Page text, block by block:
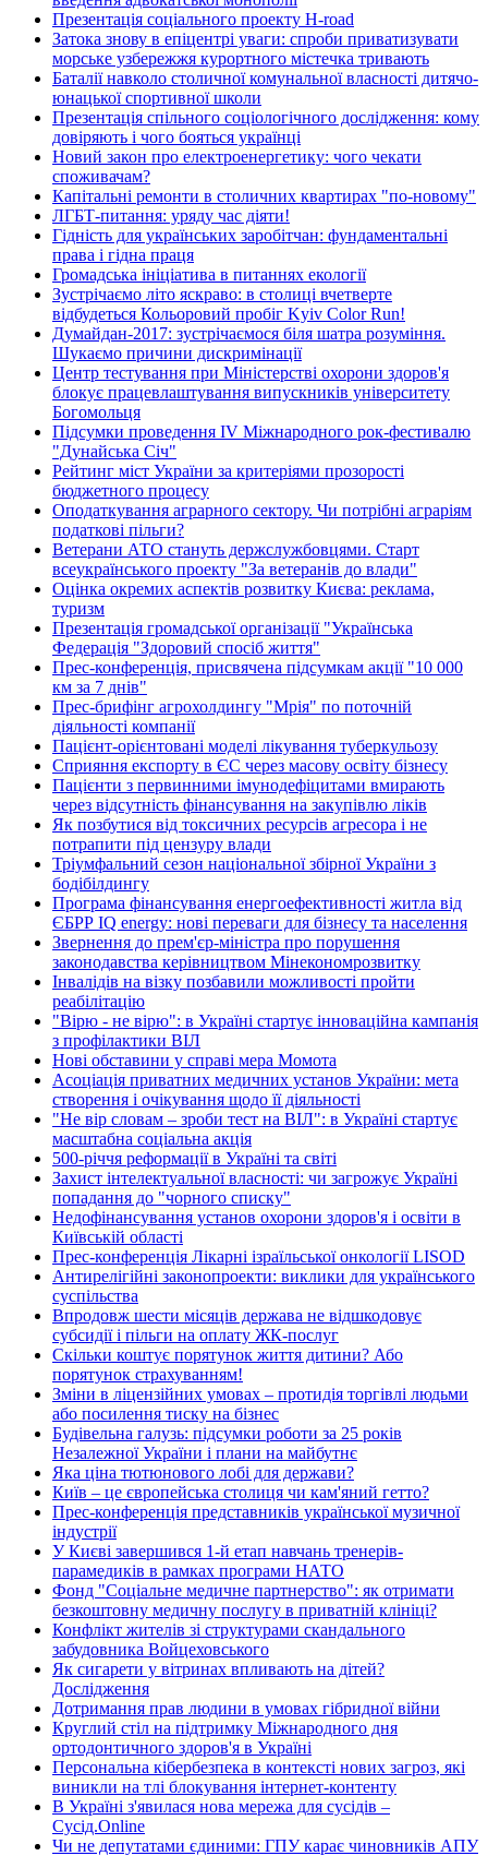
Презентація соціального проекту H-road
Затока знову в епіцентрі уваги: спроби приватизувати
морське узбережжя курортного містечка тривають
Баталії навколо столичної комунальної власності дитячо-
юнацької спортивної школи
Презентація спільного соціологічного дослідження: кому
довіряють і чого бояться українці
Новий закон про електроенергетику: чого чекати
споживачам?
Капітальні ремонти в столичних квартирах "по-новому"
ЛГБТ-питання: уряду час діяти!
Гідність для українських заробітчан: фундаментальні
права і гідна праця
Громадська ініціатива в питаннях екології
Зустрічаємо літо яскраво: в столиці вчетверте
відбудеться Кольоровий пробіг Kyiv Color Run!
Думайдан-2017: зустрічаємося біля шатра розуміння.
Шукаємо причини дискримінації
Центр тестування при Міністерстві охорони здоров'я
блокує працевлаштування випускників університету
Богомольця
Підсумки проведення IV Міжнародного рок-фестивалю
"Дунайська Січ"
Рейтинг міст України за критеріями прозорості
бюджетного процесу
Оподаткування аграрного сектору. Чи потрібні аграріям
податкові пільги?
Ветерани АТО стануть держслужбовцями. Старт
всеукраїнського проекту "За ветеранів до влади"
Оцінка окремих аспектів розвитку Києва: реклама,
туризм
Презентація громадської організації "Українська
Федерація "Здоровий спосіб життя"
Прес-конференція, присвячена підсумкам акції "10 000
км за 7 днів"
Прес-брифінг агрохолдингу "Мрія" по поточній
діяльності компанії
Пацієнт-орієнтовані моделі лікування туберкульозу
Сприяння експорту в ЄС через масову освіту бізнесу
Пацієнти з первинними імунодефіцитами вмирають
через відсутність фінансування на закупівлю ліків
Як позбутися від токсичних ресурсів агресора і не
потрапити під цензуру влади
Тріумфальний сезон національної збірної України з
бодібілдингу
Програма фінансування енергоефективності житла від
ЄБРР IQ energy: нові переваги для бізнесу та населення
Звернення до прем'єр-міністра про порушення
законодавства керівництвом Мінекономрозвитку
Інвалідів на візку позбавили можливості пройти
реабілітацію
"Вірю - не вірю": в Україні стартує інноваційна кампанія
з профілактики ВІЛ
Нові обставини у справі мера Момота
Асоціація приватних медичних установ України: мета
створення і очікування щодо її діяльності
"Не вір словам – зроби тест на ВІЛ": в Україні стартує
масштабна соціальна акція
500-річчя реформації в Україні та світі
Захист інтелектуальної власності: чи загрожує Україні
попадання до "чорного списку"
Недофінансування установ охорони здоров'я і освіти в
Київській області
Прес-конференція Лікарні ізраїльської онкології LISOD
Антирелігійні законопроекти: виклики для українського
суспільства
Впродовж шести місяців держава не відшкодовує
субсидії і пільги на оплату ЖК-послуг
Скільки коштує порятунок життя дитини? Або
порятунок страхуванням!
Зміни в ліцензійних умовах – протидія торгівлі людьми
або посилення тиску на бізнес
Будівельна галузь: підсумки роботи за 25 років
Незалежної України і плани на майбутнє
Яка ціна тютюнового лобі для держави?
Київ – це європейська столиця чи кам'яний гетто?
Прес-конференція представників української музичної
індустрії
У Києві завершився 1-й етап навчань тренерів-
парамедиків в рамках програми НАТО
Фонд "Соціальне медичне партнерство": як отримати
безкоштовну медичну послугу в приватній клініці?
Конфлікт жителів зі структурами скандального
забудовника Войцеховського
Як сигарети у вітринах впливають на дітей?
Дослідження
Дотримання прав людини в умовах гібридної війни
Круглий стіл на підтримку Міжнародного дня
ортодонтичного здоров'я в Україні
Персональна кібербезпека в контексті нових загроз, які
виникли на тлі блокування інтернет-контенту
В Україні з'явилася нова мережа для сусідів –
Сусід.Online
Чи не депутатами єдиними: ГПУ карає чиновників АПУ